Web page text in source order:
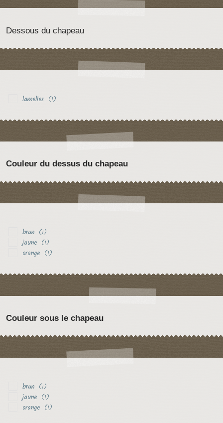
Dessous du chapeau
lamelles (1)
Couleur du dessus du chapeau
brun (1)
jaune (1)
orange (1)
Couleur sous le chapeau
brun (1)
jaune (1)
orange (1)